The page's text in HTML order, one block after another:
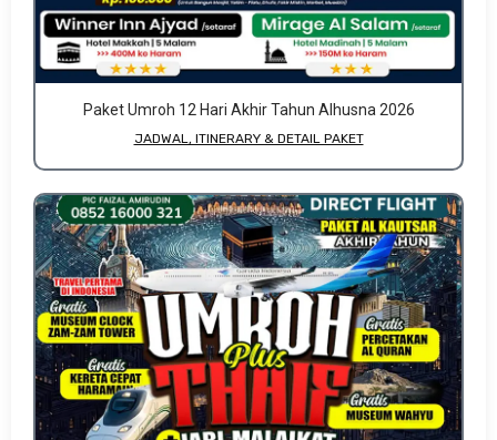
Paket Umroh 12 Hari Akhir Tahun Alhusna 2026
JADWAL, ITINERARY & DETAIL PAKET